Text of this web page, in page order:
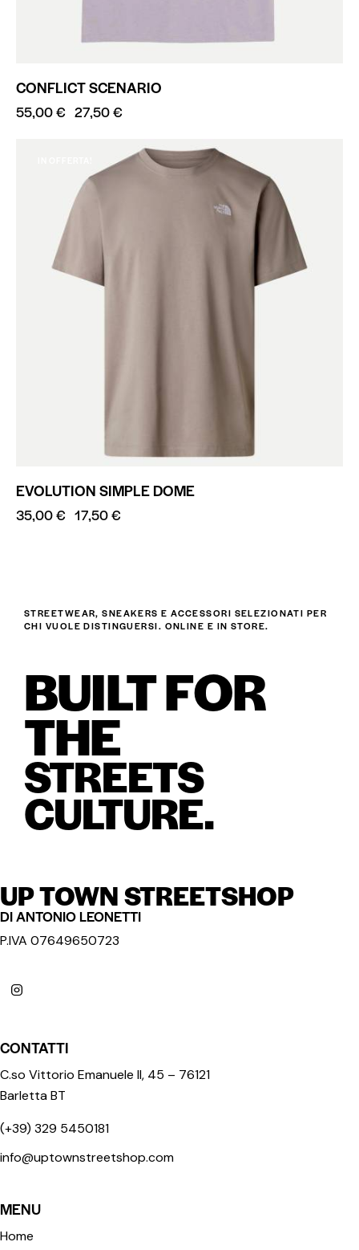
CONFLICT SCENARIO
55,00€ 27,50€
EVOLUTION SIMPLE DOME
35,00€ 17,50€
STREETWEAR, SNEAKERS E ACCESSORI SELEZIONATI PER
CHI VUOLE DISTINGUERSI. ONLINE E IN STORE.
BUILT FOR
THE
STREETS
CULTURE.
UP TOWN STREETSHOP
DI ANTONIO LEONETTI
P.IVA 07649650723
CONTATTI
C.so Vittorio Emanuele II, 45 – 76121
Barletta BT
(+39) 329 5450181
info@uptownstreetshop.com
MENU
Home